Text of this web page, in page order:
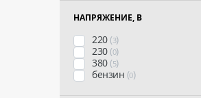
НАПРЯЖЕНИЕ, В
220(3)
230(0)
380(5)
бензин (0)